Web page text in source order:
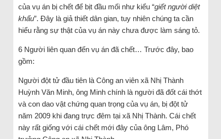
của vụ án bị chết để bịt đầu mối như kiểu “giết người diệt
khẩu”. Đây là giả thiết dân gian, tuy nhiên chúng ta cần
hiểu rằng sự thật của vụ án này chưa được làm sáng tỏ.
6 Người liên quan đến vụ án đã chết… Trước đây, bao
gồm:
Người đột tử đầu tiên là Công an viên xã Nhị Thành
Huỳnh Văn Minh, ông Minh chính là người đã đốt cái thớt
và con dao vật chứng quan trọng của vụ án, bị đột tử
năm 2009 khi đang trực đêm tại xã Nhị Thành. Cái chết
này rất giống với cái chết mới đây của ông Lâm, Phó